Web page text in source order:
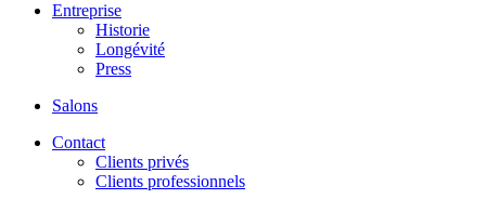
Entreprise
Historie
Longévité
Press
Salons
Contact
Clients privés
Clients professionnels